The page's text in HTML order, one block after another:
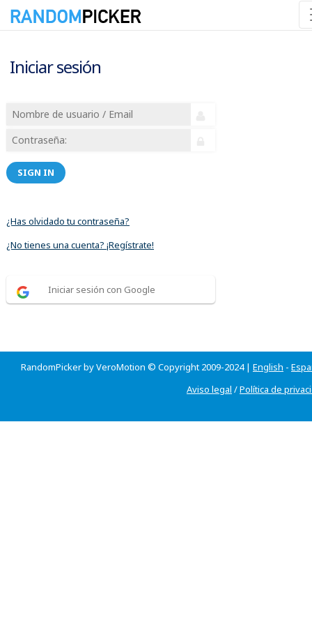
Iniciar sesión
SIGN IN
¿Has olvidado tu contraseña?
¿No tienes una cuenta? ¡Regístrate!
Iniciar sesión con Google
RandomPicker by VeroMotion © Copyright 2009-2024 | English -
Aviso legal /Política de